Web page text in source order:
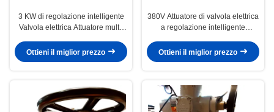
3 KW di regolazione intelligente
Valvola elettrica Attuatore multi-
Ottieni il miglior prezzo
380V Attuatore di valvola elettrica
a regolazione intelligente
Ottieni il miglior prezzo